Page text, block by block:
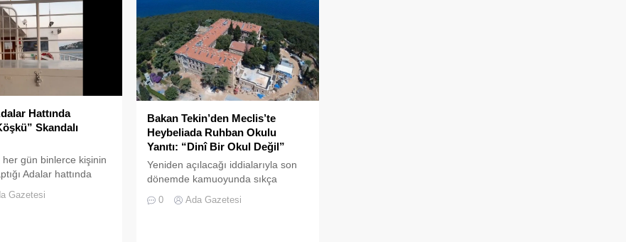
Hattında
Skandalı
her gün binlerce kişinin
Adalar hattında
"bu kadarına
Gazetesi
Bakan Tekin’den Meclis’te
Heybeliada Ruhban Okulu
Yanıtı: “Dinî Bir Okul Değil”
Yeniden açılacağı iddialarıyla son
dönemde kamuoyunda sıkça
Okulu, TBMM gündemine taşındı
0 Ada Gazetesi